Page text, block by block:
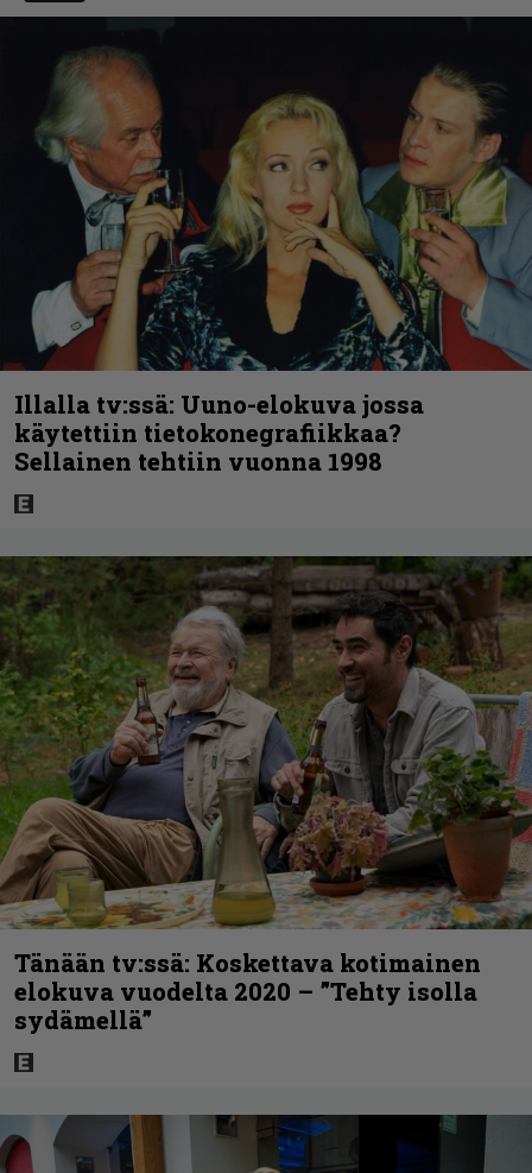
Illalla tv:ssä: Uuno-elokuva jossa
käytettiin tietokonegrafiikkaa?
Sellainen tehtiin vuonna 1998
Tänään tv:ssä: Koskettava kotimainen
elokuva vuodelta 2020 – ”Tehty isolla
sydämellä”